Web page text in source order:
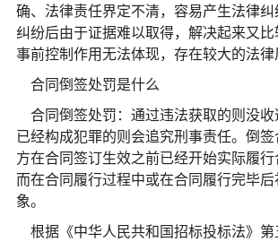
确、法律责任界定不清，容易产生法律
纠纷后由于证据难以取得，解决起来又
事前控制作用无法体现，存在较大的法律
合同倒签处罚是什么
合同倒签处罚：通过违法获取的则没
已经构成犯罪的则会追究刑事责任。倒
方在合同签订生效之前已经开始实际履行
而在合同履行过程中或在合同履行完毕
象。
根据《中华人民共和国招标投标法》第